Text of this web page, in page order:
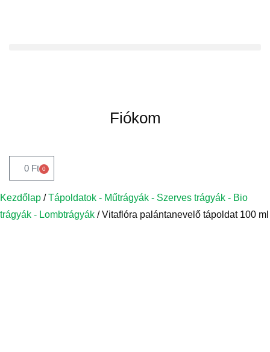
Fiókom
0 Ft 0
Kezdőlap /Tápoldatok - Műtrágyák - Szerves trágyák - Bio
trágyák - Lombtrágyák / Vitaflóra palántanevelő tápoldat 100 ml